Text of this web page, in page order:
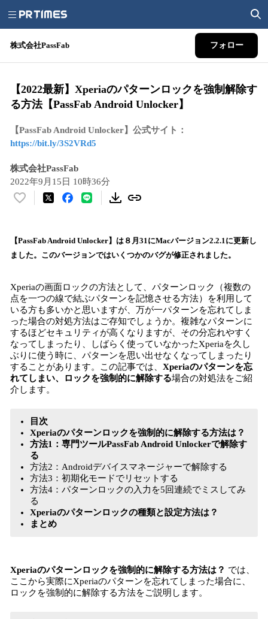
株式会社PassFab フォロー
【2022最新】Xperiaのパターンロックを強制解除す
る方法【PassFab Android Unlocker】
【PassFab Android Unlocker】公式サイト：
https://bit.ly/3S2VRd5
株式会社PassFab
2022年9月15日 10時36分
い
！
数
み
込
み
中
で
す
【PassFab Android Unlocker】は８月31にMacバージョン2.2.1に更新し
ました。このバージョンではいくつかのバグが修正されました。
Xperiaの画面ロックの方法として、パターンロック（複数の
点を一つの線で結ぶパターンを記憶させる方法）を利用して
いる方も多いかと思いますが、万が一パターンを忘れてしま
った場合の対処方法はご存知でしょうか。複雑なパターンに
するほどセキュリティが高くなりますが、その分忘れやすく
なってしまったり、しばらく使っていなかったXperiaを久し
ぶりに使う時に、パターンを思い出せなくなってしまったり
することがあります。この記事では、 Xperiaのパターンを忘
れてしまい、ロックを強制的に解除する場合の対処法をご紹
介します。
目次
Xperiaのパターンロックを強制的に解除する方法は？
方法1：専門ツールPassFab Android Unlockerで解除す
る
方法2：Androidデバイスマネージャーで解除する
方法3：初期化モードでリセットする
方法4：パターンロックの入力を5回連続でミスしてみ
る
Xperiaのパターンロックの種類と設定方法は？
まとめ
Xperiaのパターンロックを強制的に解除する方法は？ では、
ここから実際にXperiaのパターンを忘れてしまった場合に、
ロックを強制的に解除する方法をご説明します。